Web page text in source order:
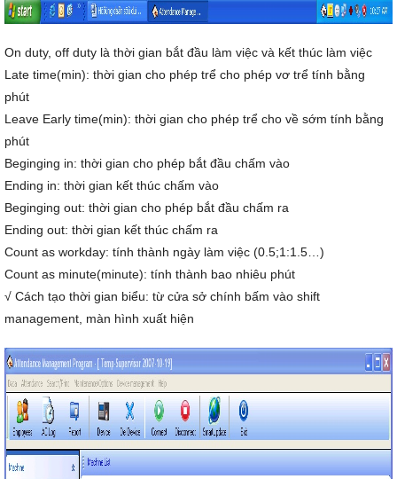
On duty, off duty là thời gian bắt đầu làm việc và kết thúc làm việc
Late time(min): thời gian cho phép trể cho phép vơ trể tính bằng
phút
Leave Early time(min): thời gian cho phép trể cho về sớm tính bằng
phút
Beginging in: thời gian cho phép bắt đầu chấm vào
Ending in: thời gian kết thúc chấm vào
Beginging out: thời gian cho phép bắt đầu chấm ra
Ending out: thời gian kết thúc chấm ra
Count as workday: tính thành ngày làm việc (0.5;1:1.5…)
Count as minute(minute): tính thành bao nhiêu phút
√ Cách tạo thời gian biểu: từ cửa sở chính bấm vào shift
management, màn hình xuất hiện